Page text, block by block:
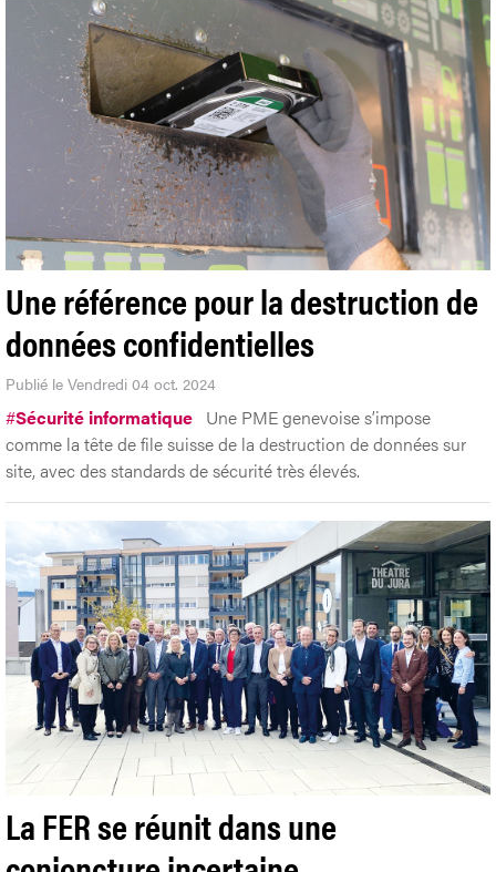
Une référence pour la destruction de
données confidentielles
Publié le Vendredi 04 oct. 2024
#Sécurité informatique Une PME genevoise s’impose
comme la tête de file suisse de la destruction de données sur
site, avec des standards de sécurité très élevés.
La FER se réunit dans une